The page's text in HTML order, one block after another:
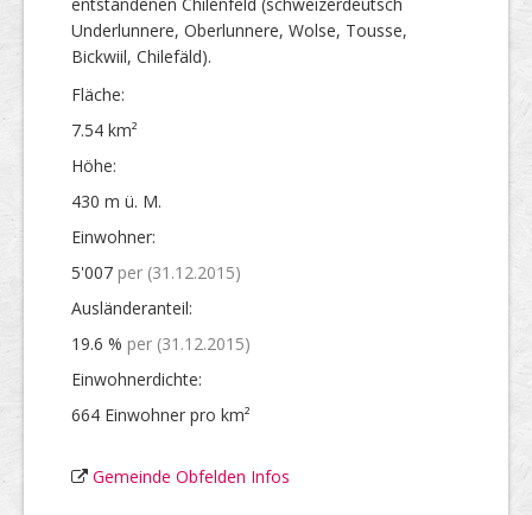
Underlunnere, Oberlunnere, Wolse, Tousse,
Bickwiil, Chilefäld).
Fläche:
7.54 km²
Höhe:
430 m ü. M.
Einwohner:
5'007 per (31.12.2015)
Ausländer­anteil:
19.6 % per (31.12.2015)
Einwohner­dichte:
664 Einwohner pro km²
Gemeinde Obfelden Infos